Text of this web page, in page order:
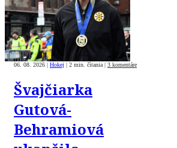
06. 08. 2026 | Hokej | 2 min. čítania | 3 komentáre
Švajčiarka
Gutová-
Behramiová